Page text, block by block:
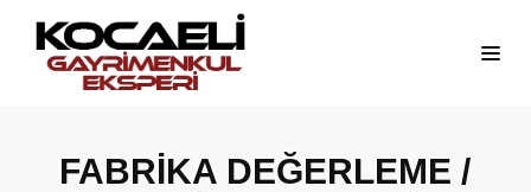
FABRIKA DEĞERLEME /